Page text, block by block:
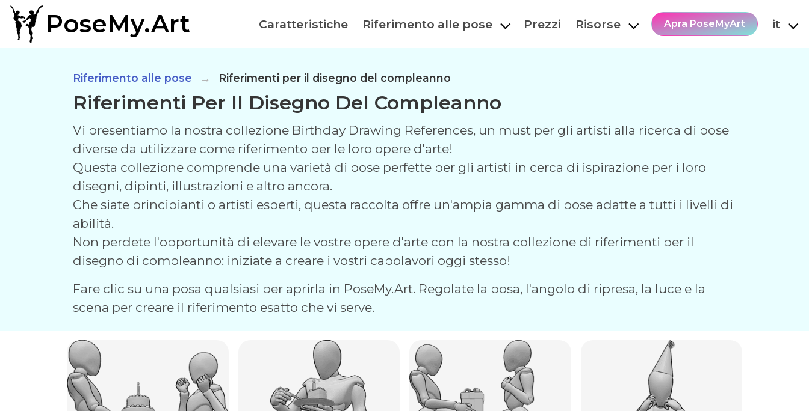
PoseMy.Art Caratteristiche Riferimento alle pose Prezzi Risorse Apra PoseMyArt it
Riferimento alle pose Riferimenti per il disegno del compleanno
Riferimenti Per Il Disegno Del Compleanno
Vi presentiamo la nostra collezione Birthday Drawing References, un must per gli artisti alla ricerca di pose
diverse da utilizzare come riferimento per le loro opere d'arte!
Questa collezione comprende una varietà di pose perfette per gli artisti in cerca di ispirazione per i loro
disegni, dipinti, illustrazioni e altro ancora.
Che siate principianti o artisti esperti, questa raccolta offre un'ampia gamma di pose adatte a tutti i livelli di
abilità.
Non perdete l'opportunità di elevare le vostre opere d'arte con la nostra collezione di riferimenti per il
disegno di compleanno: iniziate a creare i vostri capolavori oggi stesso!
Fare clic su una posa qualsiasi per aprirla in PoseMy.Art. Regolate la posa, l'angolo di ripresa, la luce e la
scena per creare il riferimento esatto che vi serve.